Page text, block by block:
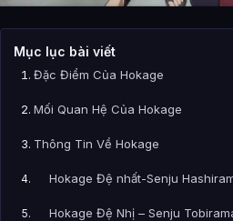
Mục lục bài viết
Đặc Điểm Của Hokage
Mối Quan Hệ Của Hokage
Thông Tin Về Hokage
Hokage Đệ nhất-Senju
Hokage Đệ Nhị – Senju